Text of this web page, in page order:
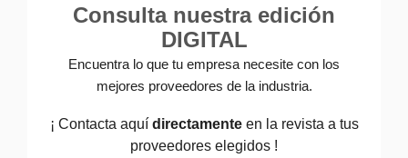
Consulta nuestra edición
DIGITAL
Encuentra lo que tu empresa necesite con los
mejores proveedores de la industria.
¡ Contacta aquí directamenteen la revista a tus
proveedores elegidos !